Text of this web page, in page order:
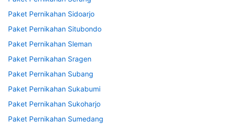
Paket Pernikahan Sidoarjo
Paket Pernikahan Situbondo
Paket Pernikahan Sleman
Paket Pernikahan Sragen
Paket Pernikahan Subang
Paket Pernikahan Sukabumi
Paket Pernikahan Sukoharjo
Paket Pernikahan Sumedang